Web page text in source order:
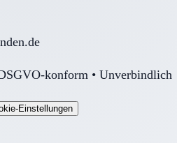
konform • Unverbindlich
Einstellungen